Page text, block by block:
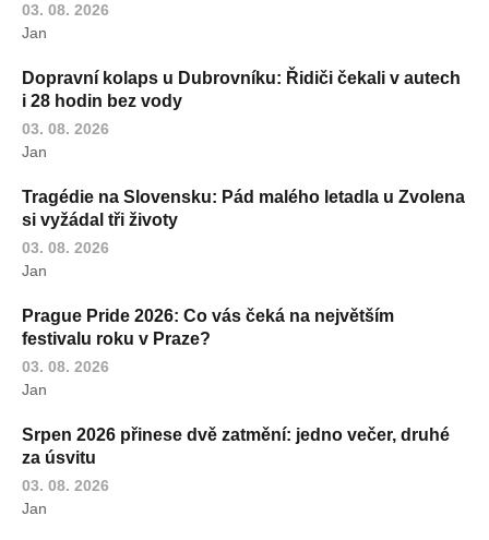
03. 08. 2026
Jan
Dopravní kolaps u Dubrovníku: Řidiči čekali v autech
i 28 hodin bez vody
03. 08. 2026
Jan
Tragédie na Slovensku: Pád malého letadla u Zvolena
si vyžádal tři životy
03. 08. 2026
Jan
Prague Pride 2026: Co vás čeká na největším
festivalu roku v Praze?
03. 08. 2026
Jan
Srpen 2026 přinese dvě zatmění: jedno večer, druhé
za úsvitu
03. 08. 2026
Jan